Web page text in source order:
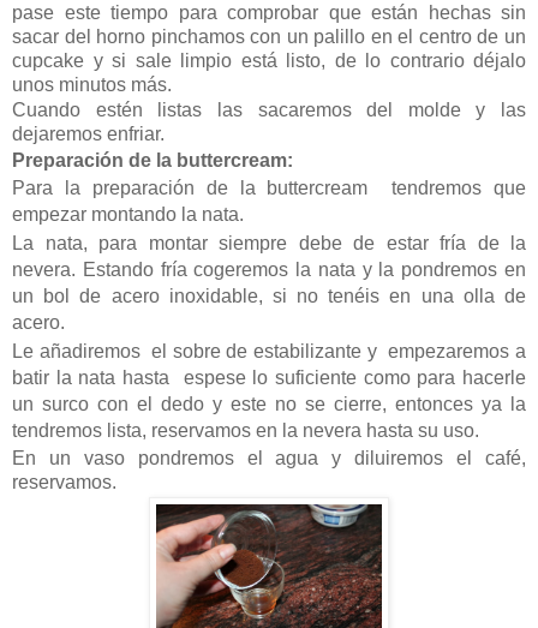
pase este tiempo para comprobar que están hechas sin
sacar del horno pinchamos con un palillo en el centro de un
cupcake y si sale limpio está listo, de lo contrario déjalo
unos minutos más.
Cuando estén listas las sacaremos del molde y las
dejaremos enfriar.
Preparación de la buttercream:
Para la preparación de
la buttercream tendremos que
empezar montando la nata.
La nata, para montar siempre debe de estar fría de la
nevera. Estando fría cogeremos la nata y la pondremos en
un bol de acero inoxidable, si no tenéis en una olla de
acero.
Le añadiremos el sobre de estabilizante y empezaremos a
batir la nata hasta espese lo suficiente como para hacerle
un surco con el dedo y este no se cierre, entonces ya la
tendremos lista, reservamos en la nevera hasta su uso.
En un vaso pondremos el agua y diluiremos el café,
reservamos.